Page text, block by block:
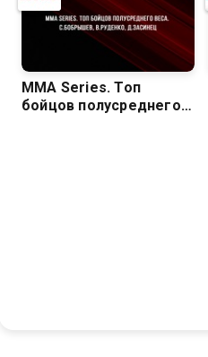
MMA Series. Топ
бойцов полусреднего